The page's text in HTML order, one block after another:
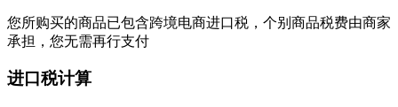
您所购买的商品已包含跨境电商进口税，个别商品税费由商家
承担，您无需再行支付
进口税计算